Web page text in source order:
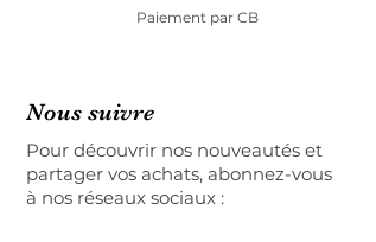
Paiement par CB
Nous suivre
Pour découvrir nos nouveautés et
partager vos achats, abonnez-vous
à nos réseaux sociaux :